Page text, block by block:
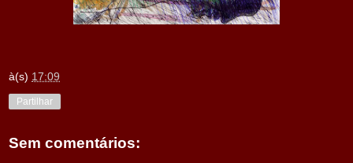
à(s) 17:09
Partilhar
Sem comentários: